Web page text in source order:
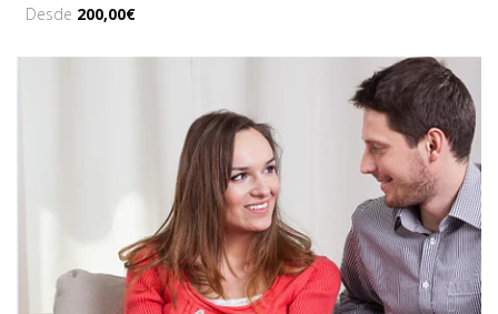
Desde 200,00€